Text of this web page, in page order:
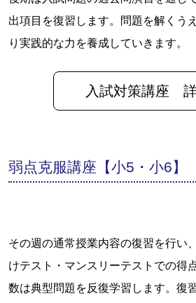
出項目を復習します。問題を解くう
り実践的な力を養成していきます。
入試対策講座
弱点克服講座【小5・小6】
その週の通常授業内容の復習を行い
けテスト・マンスリーテストでの得
数は典型問題を反復学習します。復